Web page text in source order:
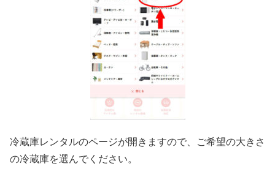
冷蔵庫レンタルのページが開きますので、ご希望の大きさ
の冷蔵庫を選んでください。